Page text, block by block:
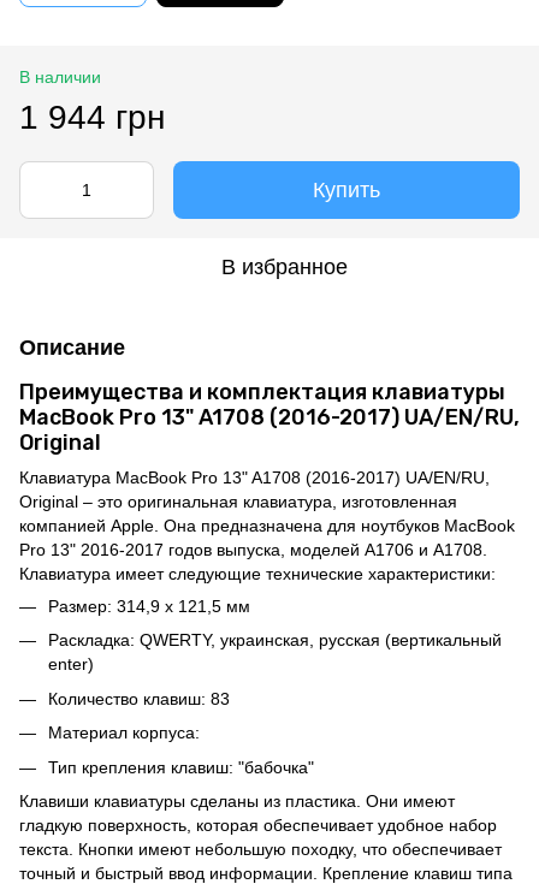
В наличии
1 944 грн
Купить
В избранное
Описание
Преимущества и комплектация клавиатуры
MacBook Pro 13" A1708 (2016-2017) UA/EN/RU,
Original
Клавиатура MacBook Pro 13" A1708 (2016-2017) UA/EN/RU,
Original – это оригинальная клавиатура, изготовленная
компанией Apple. Она предназначена для ноутбуков MacBook
Pro 13" 2016-2017 годов выпуска, моделей A1706 и A1708.
Клавиатура имеет следующие технические характеристики:
Размер: 314,9 x 121,5 мм
Раскладка: QWERTY, украинская, русская (вертикальный
enter)
Количество клавиш: 83
Материал корпуса:
Тип крепления клавиш: "бабочка"
Клавиши клавиатуры сделаны из пластика. Они имеют
гладкую поверхность, которая обеспечивает удобное набор
текста. Кнопки имеют небольшую походку, что обеспечивает
точный и быстрый ввод информации. Крепление клавиш типа